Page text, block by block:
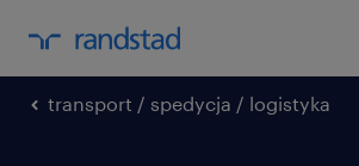
transport / spedycja / logistyka